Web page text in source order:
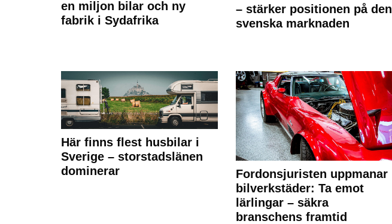
en miljon bilar och ny
fabrik i Sydafrika
– stärker positionen på den
svenska marknaden
Här finns flest husbilar i
Sverige – storstadslänen
dominerar
Fordonsjuristen uppmanar
bilverkstäder: Ta emot
lärlingar – säkra
branschens framtid